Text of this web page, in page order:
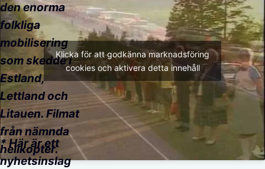
den enorma
folkliga
mobilisering
som skedde i
Estland,
Lettland och
Litauen. Filmat
från nämnda
helikopter.
Klicka för att godkänna marknadsföring
cookies och aktivera detta innehåll
* Här är ett
nyhetsinslag